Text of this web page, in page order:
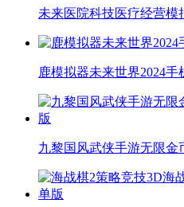
未来医院科技医疗经营模
鹿模拟器未来世界2024手
九黎国风武侠手游无限金